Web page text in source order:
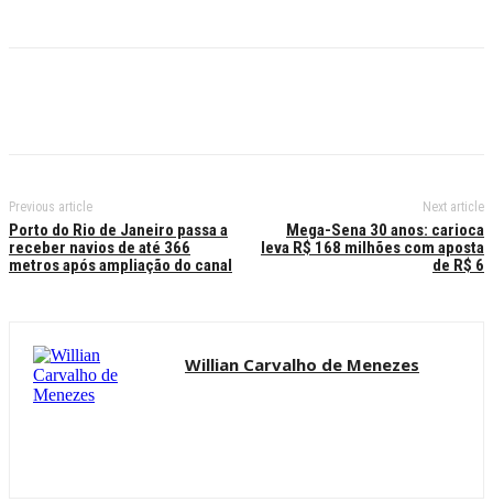
Previous article
Porto do Rio de Janeiro passa a
receber navios de até 366
metros após ampliação do canal
Next article
Mega-Sena 30 anos: carioca
leva R$ 168 milhões com aposta
de R$ 6
Willian Carvalho de Menezes